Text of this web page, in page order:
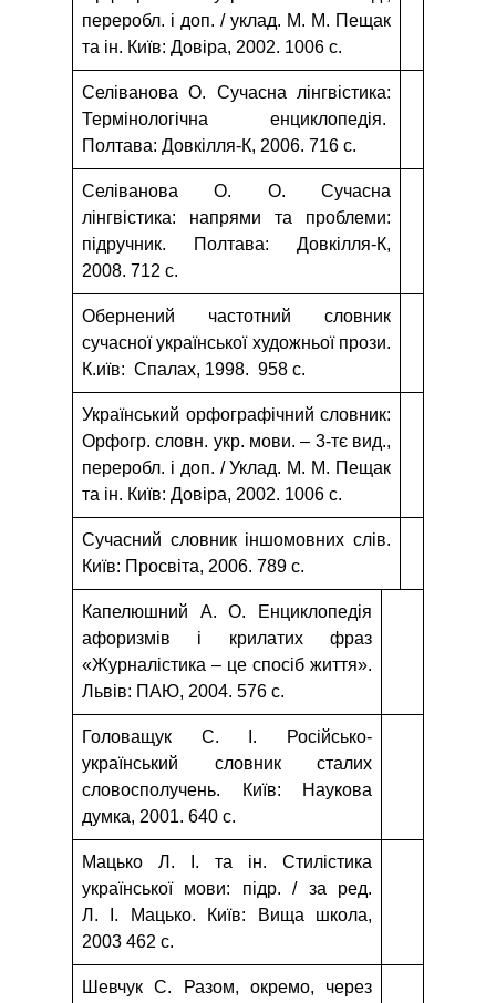
переробл. і доп. / уклад. М. М. Пещак
та ін. Київ: Довіра, 2002. 1006 с.
Селіванова О. Сучасна лінгвістика:
Термінологічна енциклопедія.
Полтава: Довкілля-К, 2006. 716 с.
Селіванова О. О. Сучасна
лінгвістика: напрями та проблеми:
підручник. Полтава: Довкілля-К,
2008. 712 с.
Обернений частотний словник
сучасної української художньої прози.
К.иїв: Спалах, 1998. 958 с.
Український орфографічний словник:
Орфогр. словн. укр. мови. – 3-тє вид.,
переробл. і доп. / Уклад. М. М. Пещак
та ін. Київ: Довіра, 2002. 1006 с.
Сучасний словник іншомовних слів.
Київ: Просвіта, 2006. 789 с.
Капелюшний А. О. Енциклопедія
афоризмів і крилатих фраз
«Журналістика – це спосіб життя».
Львів: ПАЮ, 2004. 576 с.
Головащук С. І. Російсько-
український словник сталих
словосполучень. Київ: Наукова
думка, 2001. 640 с.
Мацько Л. І. та ін. Стилістика
української мови: підр. / за ред.
Л. І. Мацько. Київ: Вища школа,
2003 462 с.
Шевчук С. Разом, окремо, через